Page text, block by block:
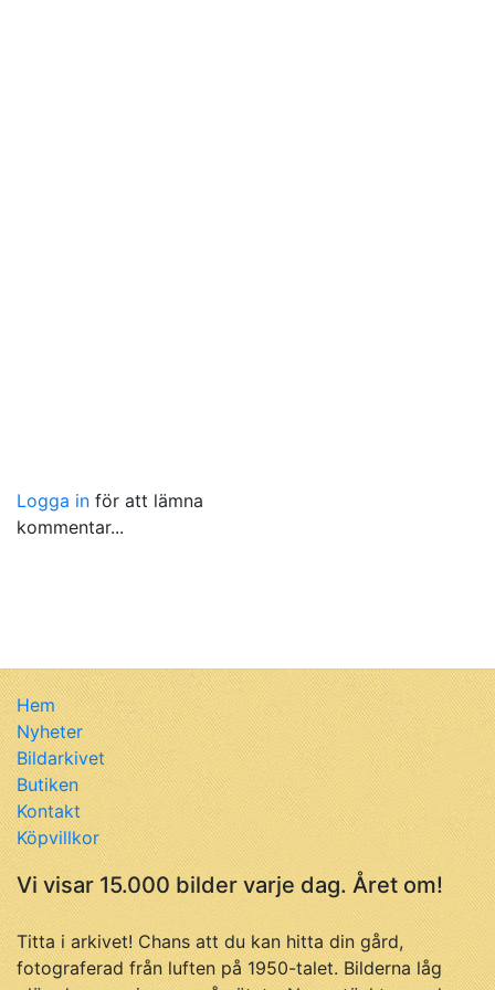
Logga in för att lämna
kommentar...
Hem
Nyheter
Bildarkivet
Butiken
Kontakt
Köpvillkor
Vi visar 15.000 bilder varje dag. Året om!
Titta i arkivet! Chans att du kan hitta din gård,
fotograferad från luften på 1950-talet. Bilderna låg